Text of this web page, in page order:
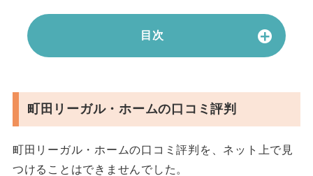
目次
町田リーガル・ホームの口コミ評判
町田リーガル・ホームの口コミ評判を、ネット上で見
つけることはできませんでした。